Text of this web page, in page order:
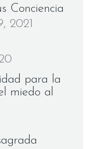
Conciencia
2021
para la
miedo al